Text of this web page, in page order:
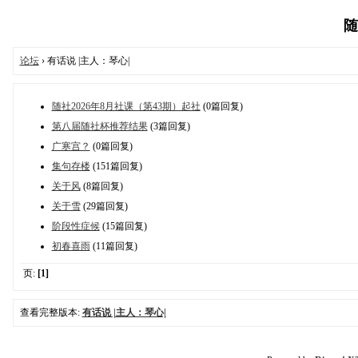
论坛› 有话说 |主人：琴心|
随社2026年8月社课（第43期）起社 (0篇回复)
第八届随社杯推荐结果(3篇回复)
广寒宫？ (0篇回复)
集句存楼(151篇回复)
关于风(8篇回复)
关于雪(29篇回复)
阶段性症候(15篇回复)
初春喜雨(11篇回复)
页: [1]
查看完整版本: 有话说 |主人：琴心|